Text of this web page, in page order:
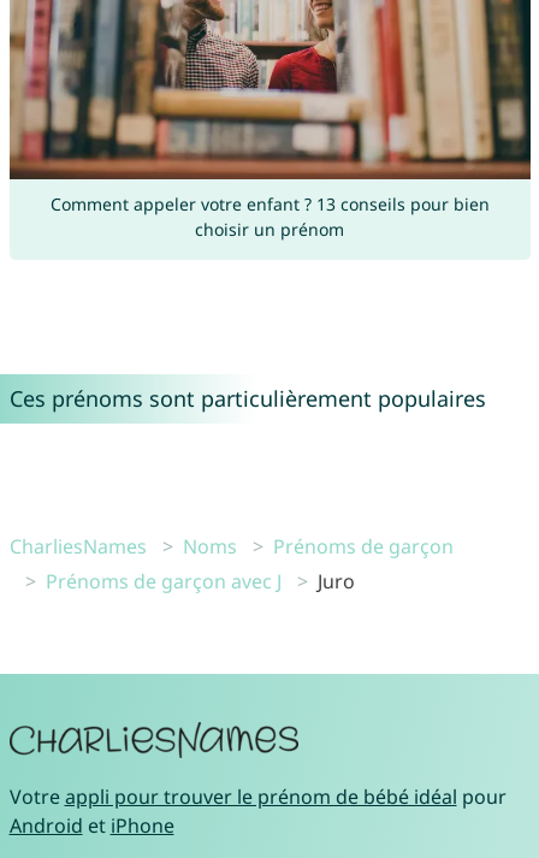
Comment appeler votre enfant ? 13 conseils pour bien
choisir un prénom
Ces prénoms sont particulièrement populaires
CharliesNames Noms
Prénoms de garçon
Prénoms de garçon avec J
Juro
Votreappli pour trouver le prénom de bébé idéal pour
Android et iPhone